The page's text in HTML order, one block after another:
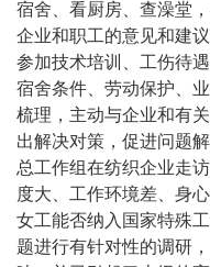
宿舍、看厨房、查澡堂
企业和职工的意见和建
参加技术培训、工伤待
宿舍条件、劳动保护、
梳理，主动与企业和有
出解决对策，促进问题
总工作组在纺织企业走
度大、工作环境差、身
女工能否纳入国家特殊
题进行有针对性的调研